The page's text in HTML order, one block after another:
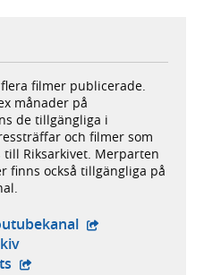
filmer publicerade.
månader på
de tillgängliga i
och filmer som
Riksarkivet. Merparten
finns också tillgängliga på
- extern
- extern webbplats,